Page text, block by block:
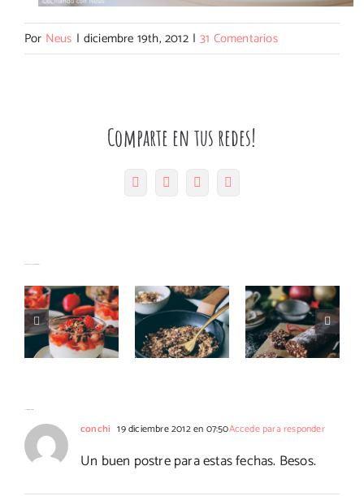
Por Neus | diciembre 19th, 2012 | 31 Comentarios
Comparte en tus redes!
FacebookTwitter Pinterest
electrónico
crema de
mascarpone
de avena y
semillas
en sartén
Salchichón
de
chocolate
conchi 19 diciembre 2012 en 07:50Accede para responder
Un buen postre para estas fechas. Besos.